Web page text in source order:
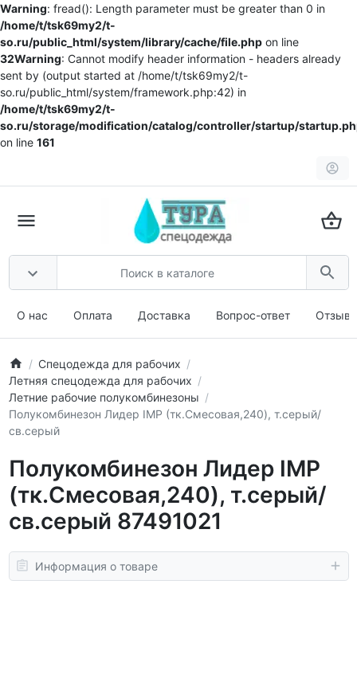
Warning: fread(): Length parameter must be greater than 0 in
/home/t/tsk69my2/t-
so.ru/public_html/system/library/cache/file.php on line
32Warning: Cannot modify header information - headers already
sent by (output started at /home/t/tsk69my2/t-
so.ru/public_html/system/framework.php:42) in
/home/t/tsk69my2/t-
so.ru/storage/modification/catalog/controller/startup/
on line 161
О нас Оплата Доставка Вопрос-ответ
Спецодежда для рабочих
Летняя спецодежда для рабочих
Летние рабочие полукомбинезоны
Полукомбинезон Лидер IMP (тк.Смесовая,240), т.серый/
св.серый
Полукомбинезон Лидер IMP
(тк.Смесовая,240), т.серый/
св.серый 87491021
Информация о товаре